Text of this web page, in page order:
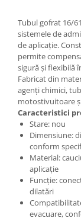
Lampi
Piese Electrice
Sistem Franare
Cilindrii Frana
Frana de Mana
Piese Frane
Pistoane Frana
Placute de Frana
Pompe Frana
Saboti Frana
Tamburi Frana
Sistem Hidraulic
Distribuitoare
Pompe Hidraulice
Tubul gofrat 16/
sistemele de
de aplicație.
permite
sigură și flexibilă
Fabricat din
agenți chimici,
motostivuitoare
Caracteristici
Stare: nou
Dimensiune:
conform
Material:
aplicație
Funcție:
dilatări
evacuare,